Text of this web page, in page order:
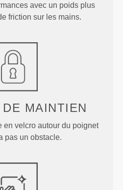
avec un poids plus
friction sur les mains.
MAINTIEN
en velcro autour du poignet
pas un obstacle.